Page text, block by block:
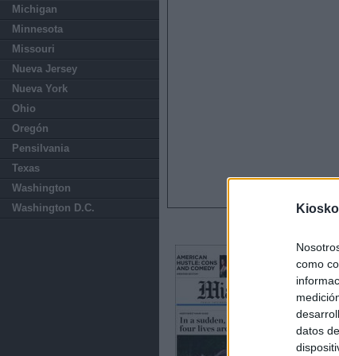
como
datos
Michigan
Minnesota
Missouri
Nueva Jersey
Nueva York
Ohio
Oregón
Pensilvania
Texas
Washington
Washington D.C.